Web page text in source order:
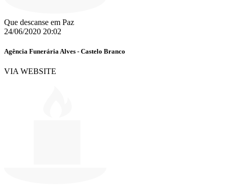
Que descanse em Paz
24/06/2020 20:02
Agência Funerária Alves - Castelo Branco
VIA WEBSITE